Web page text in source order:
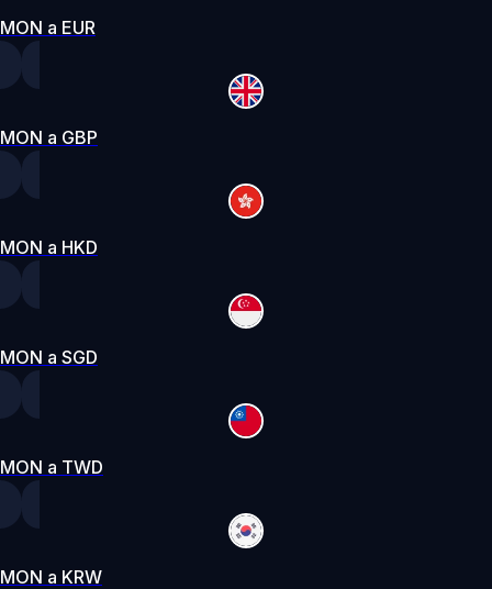
MON a EUR
MON a GBP
MON a HKD
MON a SGD
MON a TWD
MON a KRW